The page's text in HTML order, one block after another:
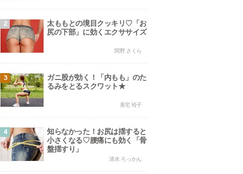
2
太ももとの境目クッキリ♡「お
尻の下部」に効くエクササイズ
関野 さくら
3
ガニ股が効く！「内もも」のた
るみをとるスクワット★
美宅 玲子
4
知らなかった！お尻は揺すると
小さくなる♡腰痛にも効く「骨
盤揺すり」
清水 ろっかん